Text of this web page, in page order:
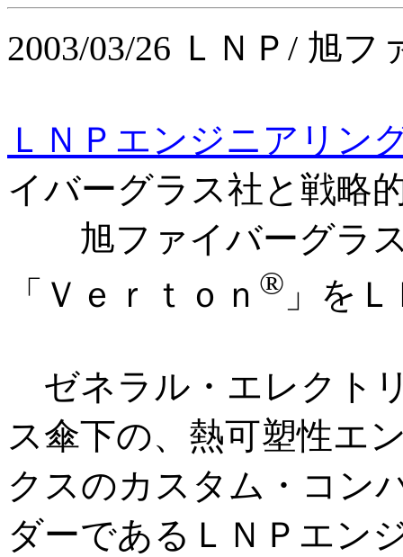
2003/03/26 ＬＮＰ/ 旭
ＬＮＰエンジニアリン
イバーグラス社と戦略
旭ファイバーグラス
「Ｖｅｒｔｏｎ ® 」を
ゼネラル・エレクト
ス傘下の、熱可塑性エ
クスのカスタム・コン
ダーであるＬＮＰエン